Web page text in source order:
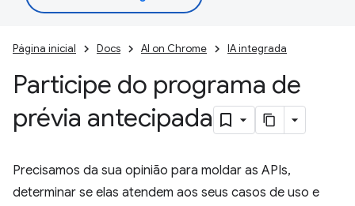
Página inicial Docs AI on Chrome IA integrada
Participe do programa de
prévia antecipada
Precisamos da sua opinião para moldar as APIs,
determinar se elas atendem aos seus casos de uso e